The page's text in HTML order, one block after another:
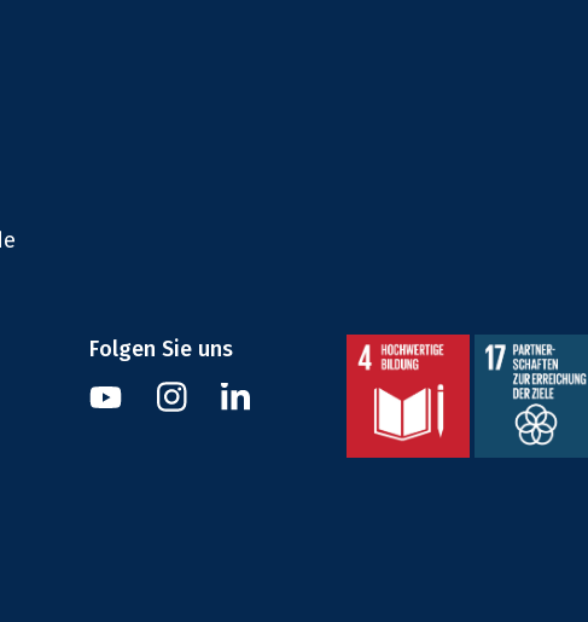
Folgen Sie uns
YoutubeInstagramLinkedin